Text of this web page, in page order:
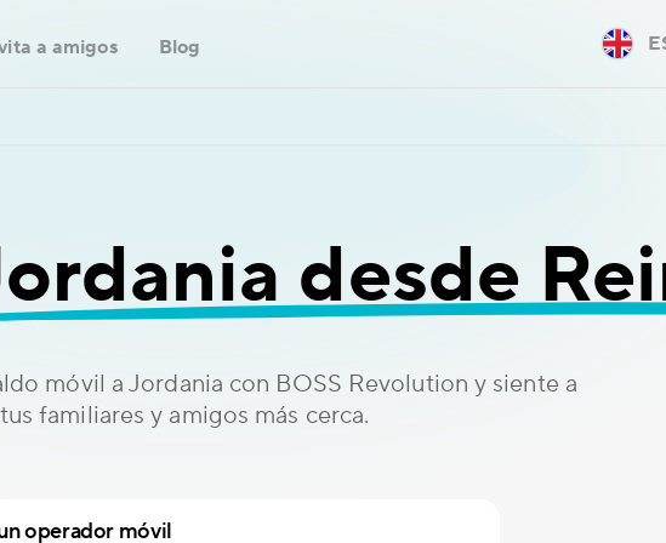
a amigos Blog
desde
móvil a Jordania con BOSS Revolution y siente a
tus familiares y amigos más cerca.
operador móvil